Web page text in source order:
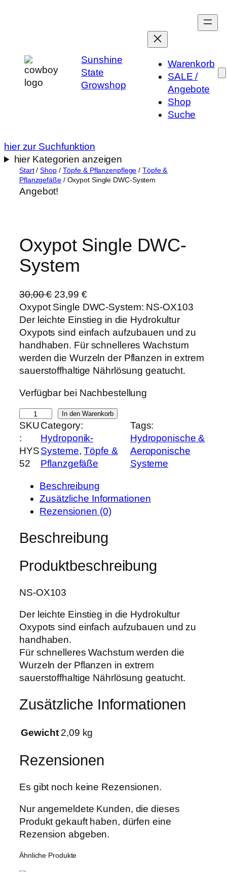
Sunshine
State
Growshop
Warenkorb
SALE /
Angebote
Shop
Suche
hier zur Suchfunktion
hier Kategorien anzeigen
Start/Shop/ Töpfe & Pflanzenpflege /Töpfe &
Pflanzgefäße/ Oxypot Single DWC-System
Angebot!
Oxypot Single DWC-
System
30,00€ U
r
s
p
r
ü
n
l
c
h
e
r
r
e
i
w
r
:
0
,
0
0
€
23,99 €A
k
t
u
e
l
l
r
P
r
e
i
s
s
t
:
3
9
9
.
Oxypot Single DWC-System: NS-OX103
Der leichte Einstieg in die Hydrokultur
Oxypots sind einfach aufzubauen und zu
handhaben. Für schnelleres Wachstum
werden die Wurzeln der Pflanzen in extrem
sauerstoffhaltige Nährlösung geatucht.
Verfügbar bei Nachbestellung
x
y
p
o
l
D
C
S
y
s
t
e
m
e
g
In den Warenkorb
SKU
:
HYS
52
Category:
Hydroponik-
Systeme, Töpfe &
Pflanzgefäße
Tags:
Hydroponische &
Aeroponische
Systeme
Beschreibung
Zusätzliche Informationen
Rezensionen (0)
Beschreibung
Produktbeschreibung
NS-OX103
Der leichte Einstieg in die Hydrokultur
Oxypots sind einfach aufzubauen und zu
handhaben.
Für schnelleres Wachstum werden die
Wurzeln der Pflanzen in extrem
sauerstoffhaltige Nährlösung geatucht.
Zusätzliche Informationen
Gewicht 2,09 kg
Rezensionen
Es gibt noch keine Rezensionen.
Nur angemeldete Kunden, die dieses
Produkt gekauft haben, dürfen eine
Rezension abgeben.
Ähnliche Produkte